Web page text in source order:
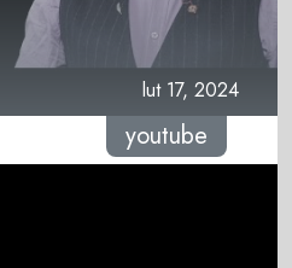
lut 17, 2024
youtube